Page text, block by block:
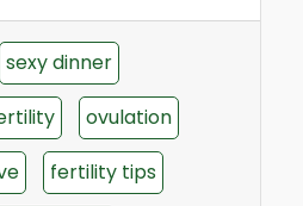
sexy dinner
ovulation
fertility tips